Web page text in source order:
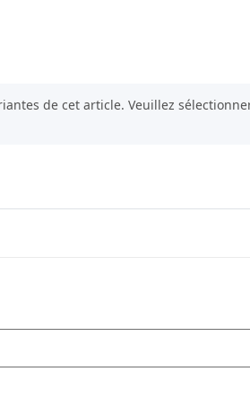
de cet article. Veuillez